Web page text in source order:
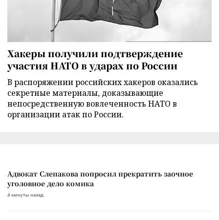
Хакеры получили подтверждение
участия НАТО в ударах по России
В распоряжении российских хакеров оказались
секретные материалы, доказывающие
непосредственную вовлеченность НАТО в
организации атак по России.
Адвокат Слепакова попросил прекратить заочное
уголовное дело комика
4 минуты назад